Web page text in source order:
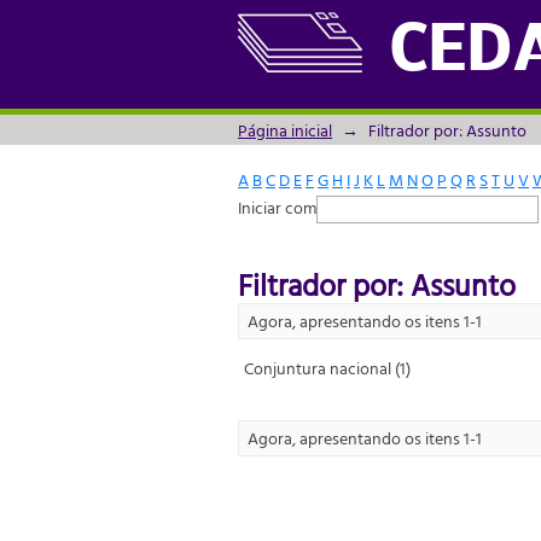
Filtrador por: Assunto
Página inicial → Filtrador por: Assunto
ABCDEFGH IJ KLM NOPQRSTUV
Iniciar com
Filtrador por: Assunto
Agora, apresentando os itens 1-1
Conjuntura nacional (1)
Agora, apresentando os itens 1-1